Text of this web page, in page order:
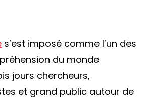
s’est imposé comme l’un des
du monde
jours chercheurs,
et grand public autour de